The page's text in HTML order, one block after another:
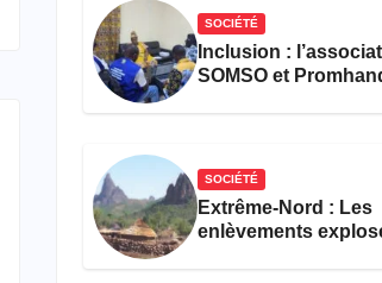
SOCIÉTÉ
Inclusion :
SOMSO et
SOCIÉTÉ
Extrême-Nord : Les
enlèvements